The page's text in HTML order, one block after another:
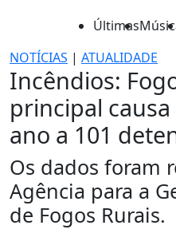
Últimas
NOTÍCIAS | ATUALIDADE
Incêndios:
principal
ano a 101
Os dados foram
Agência para a
de Fogos Rurais.